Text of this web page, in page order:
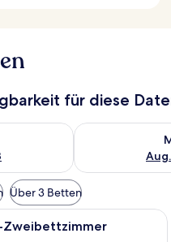
für diese
für heute Nacht, Aug. 7 -
Überprüfe die
Über 3 Betten
Ein Hotelzimmer mit einem
Zweibettzimmer